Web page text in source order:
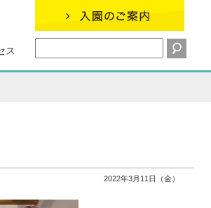
ス
2022年3月11日（金）